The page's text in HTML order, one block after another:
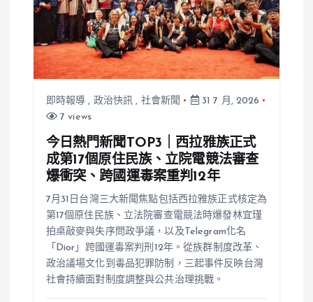
即時報導 , 政治快訊 , 社會新聞
31 7 月, 2026
7 views
今日熱門新聞TOP3｜西拉雅族正式
成第17個原住民族、立院電競法審查
爆衝突、跨國運毒案重判12年
7月31日台灣三大新聞焦點包括西拉雅族正式核定為
第17個原住民族、立法院審查電競法時爆發林宜瑾
拍桌敲麥與失序問政爭議，以及Telegram化名
「Dior」跨國運毒案判刑12年。從族群制度改革、
政治議場文化到毒品犯罪防制，三起事件反映台灣
社會持續面對制度調整與公共治理挑戰。